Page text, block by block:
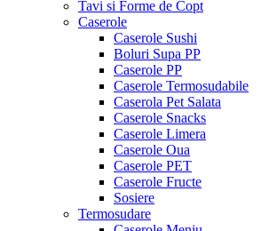
Tavi si Forme de Copt
Caserole
Caserole Sushi
Boluri Supa PP
Caserole PP
Caserole Termosudabile
Caserola Pet Salata
Caserole Snacks
Caserole Limera
Caserole Oua
Caserole PET
Caserole Fructe
Sosiere
Termosudare